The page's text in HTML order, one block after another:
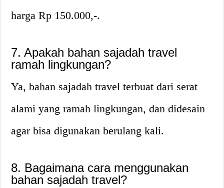
harga Rp 150.000,-.
7. Apakah bahan sajadah travel
ramah lingkungan?
Ya, bahan sajadah travel terbuat dari serat
alami yang ramah lingkungan, dan didesain
agar bisa digunakan berulang kali.
8. Bagaimana cara menggunakan
bahan sajadah travel?